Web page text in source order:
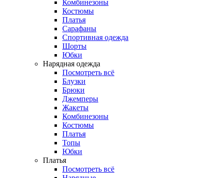
Комбинезоны
Костюмы
Платья
Сарафаны
Спортивная одежда
Шорты
Юбки
Нарядная одежда
Посмотреть всё
Блузки
Брюки
Джемперы
Жакеты
Комбинезоны
Костюмы
Платья
Топы
Юбки
Платья
Посмотреть всё